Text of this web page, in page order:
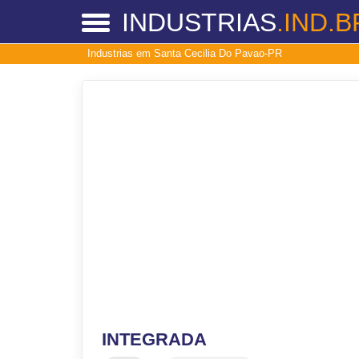
INDUSTRIAS
Industrias em Santa Cecilia Do Pavao-PR
INTEGRADA